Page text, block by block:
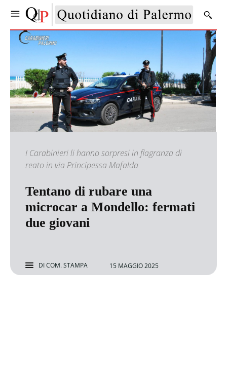
I Carabinieri li hanno sorpresi in flagranza di
reato in via Principessa Mafalda
Tentano di rubare una
microcar a Mondello: fermati
due giovani
DICOM. STAMPA 15 MAGGIO 2025